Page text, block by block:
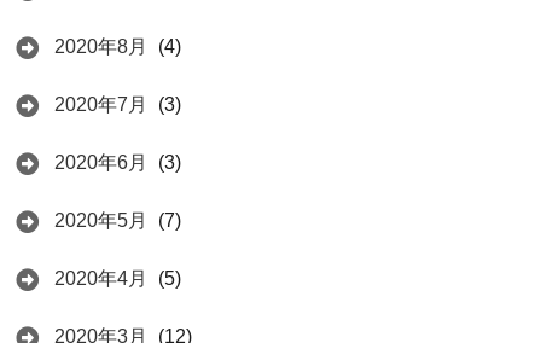
2020年8月 (4)
2020年7月 (3)
2020年6月 (3)
2020年5月 (7)
2020年4月 (5)
2020年3月 (12)